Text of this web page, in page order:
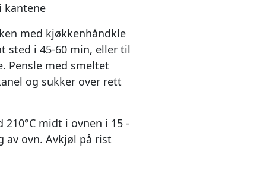
kantene
med kjøkkenhåndkle
sted i 45-60 min, eller til
Pensle med smeltet
og sukker over rett
210°C midt i ovnen i 15 -
av ovn. Avkjøl på rist